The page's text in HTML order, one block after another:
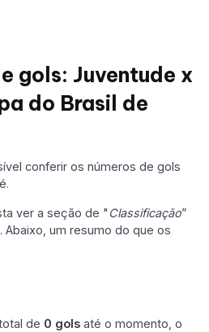
gols: Juventude x
do Brasil de
conferir os números de gols
ver a seção de " Classificação”
Abaixo, um resumo do que os
de 0 gols até o momento, o